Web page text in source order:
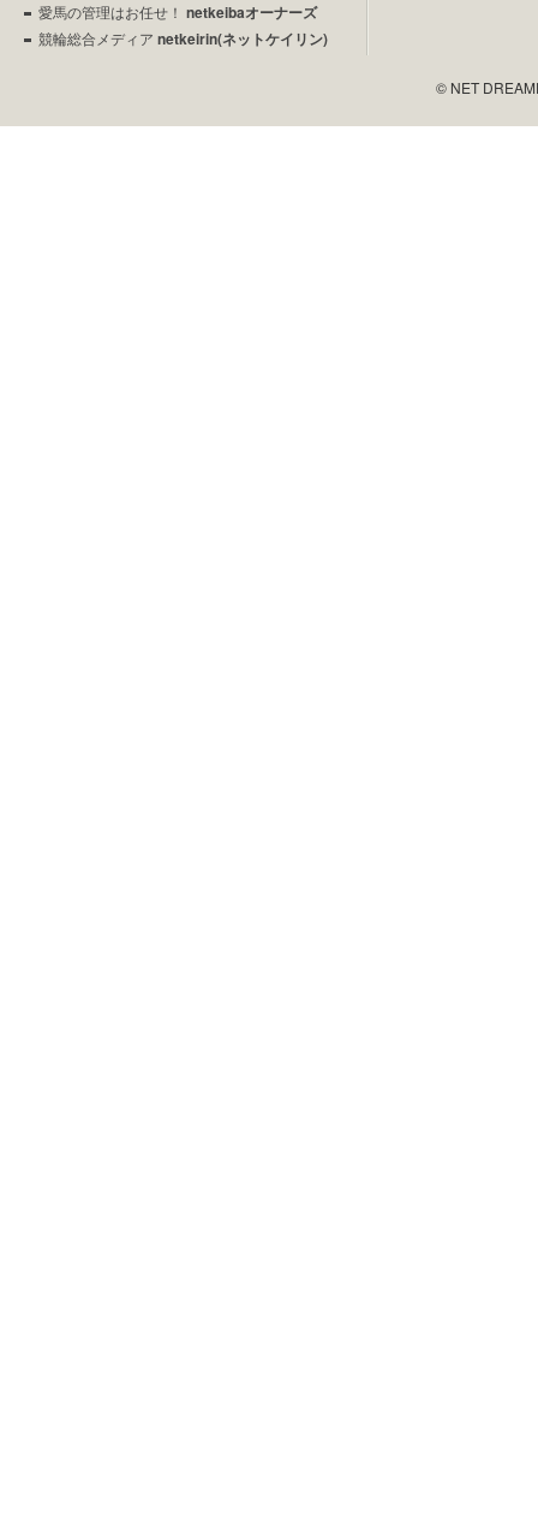
愛馬の管理はお任せ！ netkeibaオーナーズ
競輪総合メディア netkeirin(ネットケイリン)
© NET